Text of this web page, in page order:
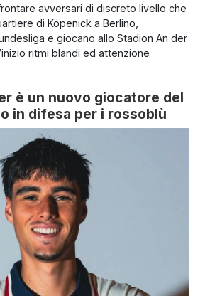
avversari di discreto livello che
di Köpenick a Berlino,
e giocano allo Stadion An der
ritmi blandi ed attenzione
è un nuovo giocatore del
in difesa per i rossoblù